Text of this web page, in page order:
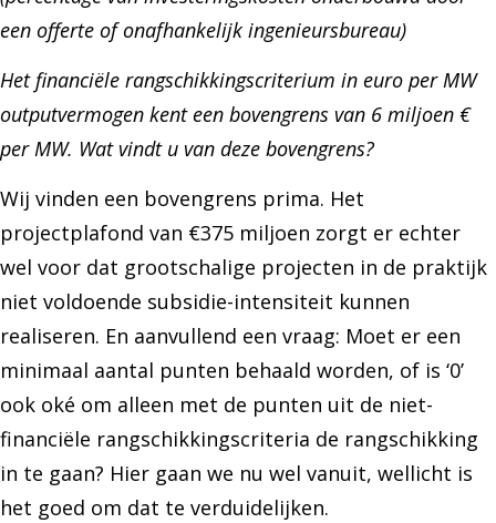
een offerte of onafhankelijk ingenieursbureau)
Het financiële rangschikkingscriterium in euro per MW
outputvermogen kent een bovengrens van 6 miljoen €
per MW. Wat vindt u van deze bovengrens?
Wij vinden een bovengrens prima. Het
projectplafond van €375 miljoen zorgt er echter
wel voor dat grootschalige projecten in de praktijk
niet voldoende subsidie-intensiteit kunnen
realiseren. En aanvullend een vraag: Moet er een
minimaal aantal punten behaald worden, of is ‘0’
ook oké om alleen met de punten uit de niet-
financiële rangschikkingscriteria de rangschikking
in te gaan? Hier gaan we nu wel vanuit, wellicht is
het goed om dat te verduidelijken.